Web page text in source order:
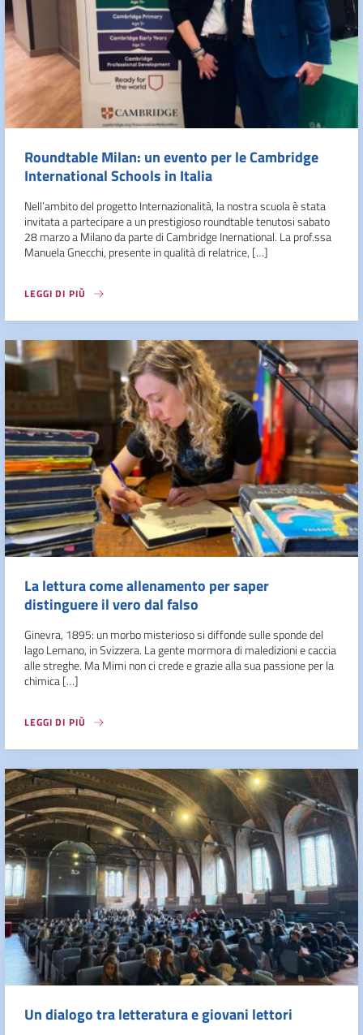
Roundtable Milan: un evento per le Cambridge
International Schools in Italia
Nell’ambito del progetto Internazionalità, la nostra scuola è stata
invitata a partecipare a un prestigioso roundtable tenutosi sabato
28 marzo a Milano da parte di Cambridge Inernational. La prof.ssa
Manuela Gnecchi, presente in qualità di relatrice, […]
LEGGI DI PIÙ
La lettura come allenamento per saper
distinguere il vero dal falso
Ginevra, 1895: un morbo misterioso si diffonde sulle sponde del
lago Lemano, in Svizzera. La gente mormora di maledizioni e caccia
alle streghe. Ma Mimi non ci crede e grazie alla sua passione per la
chimica […]
LEGGI DI PIÙ
Un dialogo tra letteratura e giovani lettori